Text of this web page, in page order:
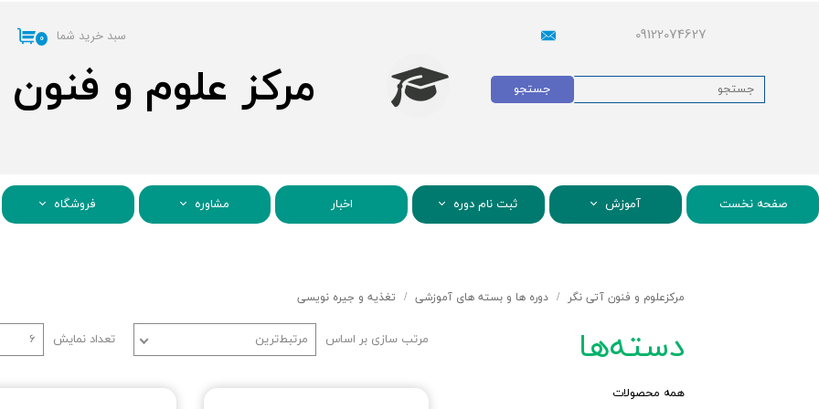
09122074627
مرکز علوم و فنون
۰ سبد خرید شما
جستجو
صفحه نخست آموزش ثبت نام دوره اخبار مشاوره فروشگاه
مرکزعلوم و فنون آتی نگر دوره ها و بسته های آموزشی تغذیه و جیره نویسی
دسته‌ها
همه محصولات
مرتب سازی بر اساس مرتبط‌ترین تعداد نمایش ۶